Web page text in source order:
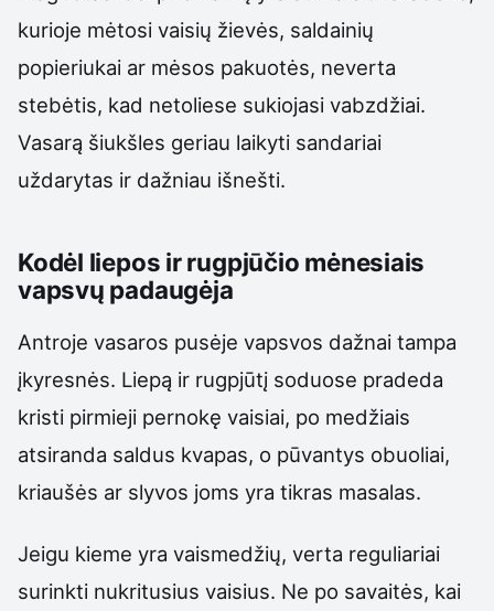
kurioje mėtosi vaisių žievės, saldainių
popieriukai ar mėsos pakuotės, neverta
stebėtis, kad netoliese sukiojasi vabzdžiai.
Vasarą šiukšles geriau laikyti sandariai
uždarytas ir dažniau išnešti.
Kodėl liepos ir rugpjūčio mėnesiais
vapsvų padaugėja
Antroje vasaros pusėje vapsvos dažnai tampa
įkyresnės. Liepą ir rugpjūtį soduose pradeda
kristi pirmieji pernokę vaisiai, po medžiais
atsiranda saldus kvapas, o pūvantys obuoliai,
kriaušės ar slyvos joms yra tikras masalas.
Jeigu kieme yra vaismedžių, verta reguliariai
surinkti nukritusius vaisius. Ne po savaitės, kai